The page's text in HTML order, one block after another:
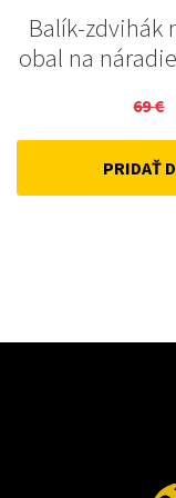
Balík-zdvihák
obal na
69€
PRIDAŤ